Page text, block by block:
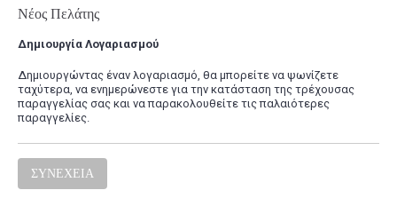
Νέος Πελάτης
Δημιουργία Λογαριασμού
Δημιουργώντας έναν λογαριασμό, θα μπορείτε να ψωνίζετε
ταχύτερα, να ενημερώνεστε για την κατάσταση της τρέχουσας
παραγγελίας σας και να παρακολουθείτε τις παλαιότερες
παραγγελίες.
ΣΥΝΈΧΕΙΑ